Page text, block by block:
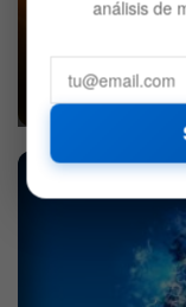
Lightning de
21 DE JULIO DE 2021
BITCOIN
análisis de